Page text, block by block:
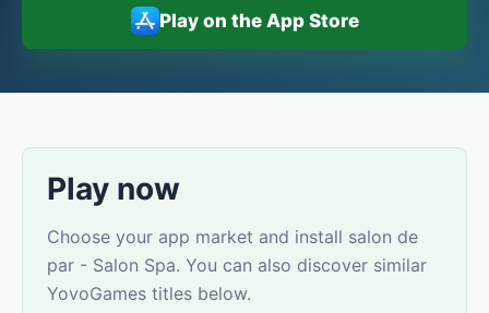
Play on the App Store
Play now
Choose your app market and install salon de
par - Salon Spa. You can also discover similar
YovoGames titles below.